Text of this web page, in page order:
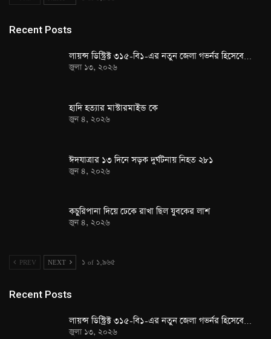
Recent Posts
লায়ন্স ডিস্ট্রিক্ট ৩১৫-বি১-এর নতুন জেলা গভর্নর হিসেবে…
জুলা ১৩, ২০২৬
হাদি হত্যার মাস্টারমাইন্ড কে
জুন ৪, ২০২৬
ঈদযাত্রার ১৩ দিনে সড়ক দুর্ঘটনায় নিহত ২৮১
জুন ৪, ২০২৬
কচুরিপানা দিয়ে ঢেকে রাখা ছিল যুবকের লাশ
জুন ৪, ২০২৬
PREV NEXT ১ of ১,৯৬৫
Recent Posts
লায়ন্স ডিস্ট্রিক্ট ৩১৫-বি১-এর নতুন জেলা গভর্নর হিসেবে…
জুলা ১৩, ২০২৬